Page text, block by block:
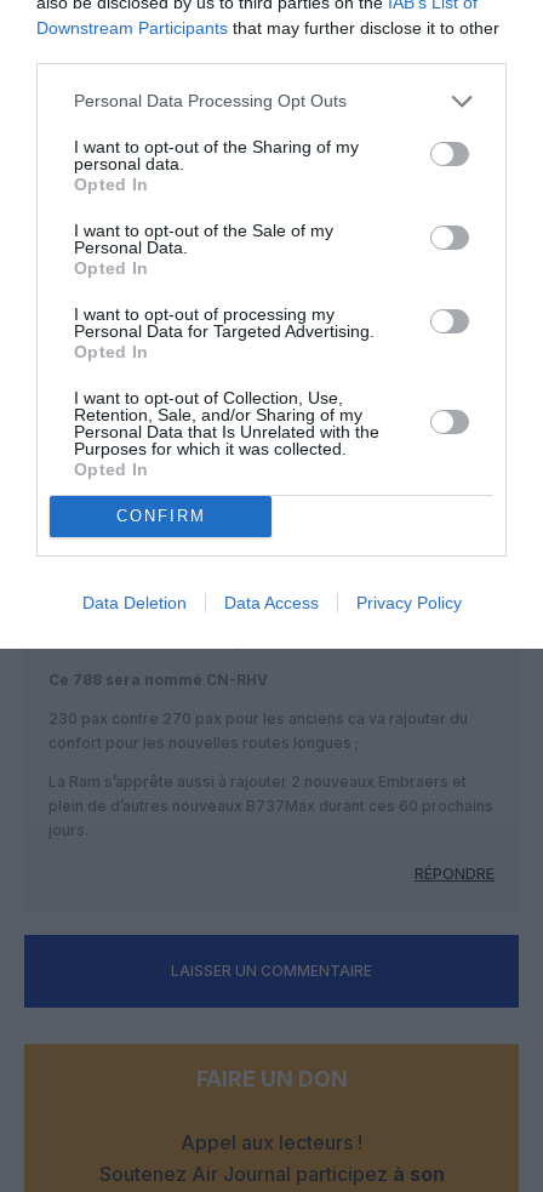
Downstream Participants that may further disclose it to other
Personal Data Processing Opt Outs
I want to opt-out of the Sharing of my
personal data.
Opted In
I want to opt-out of the Sale of my
Personal Data.
Opted In
I want to opt-out of processing my
Personal Data for Targeted Advertising.
Opted In
I want to opt-out of Collection, Use,
Retention, Sale, and/or Sharing of my
Personal Data that Is Unrelated with the
Purposes for which it was collected.
Opted In
CONFIRM
Data Deletion Data Access Privacy Policy
De ce que j’ai pu avoir comme échos Chicago n’a pas été
ouverte en même temps que Los Angeles car le gouverneur
de cette ville a interdit a la fifa de jouer des matchs dans
des vols spéciaux vers Boston et Atlanta.
RÉPONDRE
Dreamlinera commenté :
26 juin 2026 - 9 h 53 min
https://medias24.com/2026/06/25/mondial-2026-ram-
detaille-programme-vols-monterrey-1709025/
NDRa commenté :
16 juillet 2026 - 14 h 41
RAM s’apprête a recevoir un 2e B788 230 seats de chez
https://www.planespotters.net/airframe/boeing-787-8-b-
Ce 788 sera nommé CN-RHV
230 pax contre 270 pax pour les anciens ca va rajouter du
confort pour les nouvelles routes longues ;
La Ram s’apprête aussi à rajouter 2 nouveaux Embraers et
plein de d’autres nouveaux B737Max durant ces 60 prochains
jours.
RÉPONDRE
LAISSER UN COMMENTAIRE
FAIRE UN DON
Appel aux lecteurs !
Soutenez Air Journal participez à son